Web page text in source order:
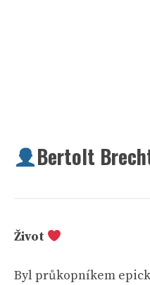
Bertolt
Život
Byl průkopníkem